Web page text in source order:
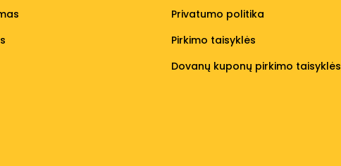
Privatumo politika
Pirkimo taisyklės
Dovanų kuponų pirkimo taisyklės